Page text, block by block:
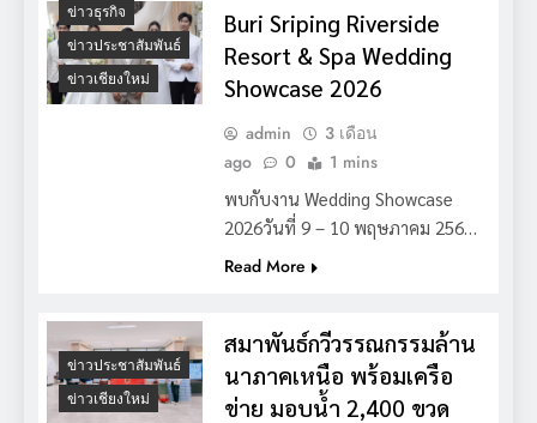
ข่าวธุรกิจ
ข่าวประชาสัมพันธ์
ข่าวเชียงใหม่
Buri Sriping Riverside
Resort & Spa Wedding
Showcase 2026
admin
3 เดือน
ago
0 1 mins
พบกับงาน Wedding Showcase
2026วันที่ 9 – 10 พฤษภาคม 256…
Read More
ข่าวประชาสัมพันธ์
ข่าวเชียงใหม่
สมาพันธ์กวีวรรณกรรมล้าน
นาภาคเหนือ พร้อมเครือ
ข่าย มอบน้ำ 2,400 ขวด